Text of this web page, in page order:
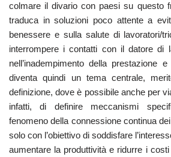
colmare il divario con paesi su questo
traduca in soluzioni poco attente a
benessere e sulla salute di lavoratori/
interrompere i contatti con il datore di
nell’inadempimento della prestazione
diventa quindi un tema centrale,
definizione, dove è possibile anche per
infatti, di definire meccanismi
fenomeno della connessione continua
solo con l’obiettivo di soddisfare
aumentare la produttività e ridurre i